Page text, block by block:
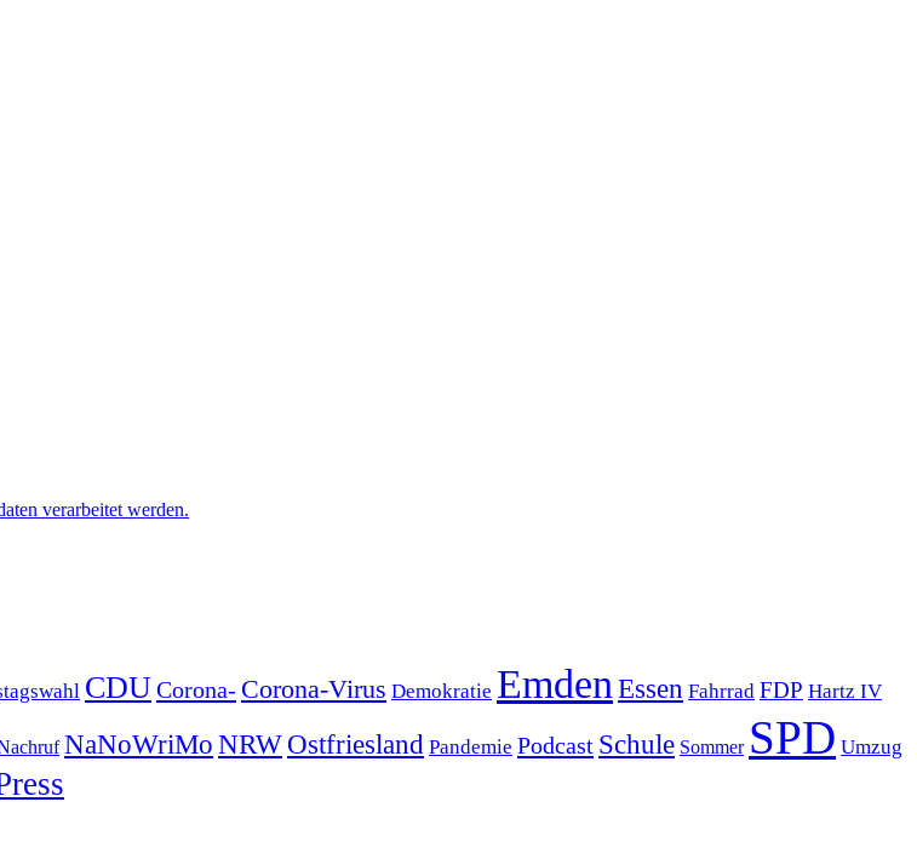
verarbeitet werden.
CDUCorona- Corona-Virus Demokratie Emden Essen Fahrrad FDP Hartz IV
NaNoWriMo NRWOstfriesland Pandemie Podcast Schule Sommer SPD Umzug